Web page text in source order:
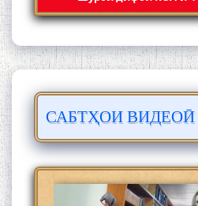
САБТҲОИ ВИДЕОӢ
Сайре дар Осорхона
Муҳаммадҷон Раҳимӣ